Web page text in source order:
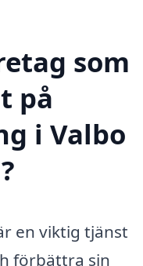
som
på
i Valbo
en viktig tjänst
förbättra sin